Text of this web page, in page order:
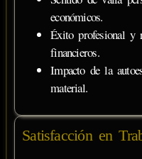
económicos.
Éxito profesional y
financieros.
Impacto de la
material.
Satisfacción en